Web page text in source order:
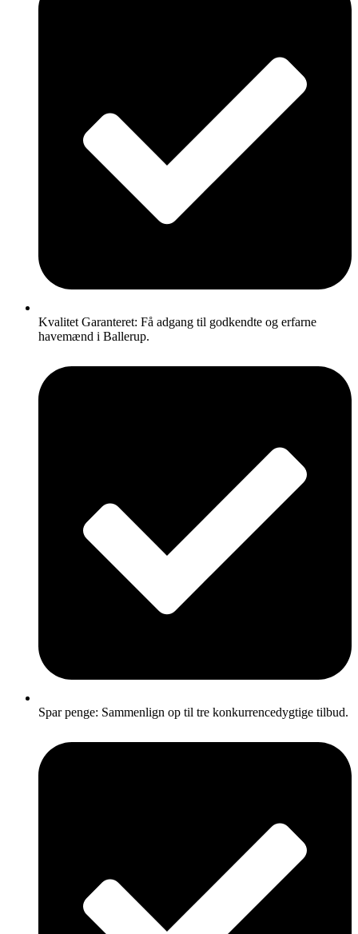
Kvalitet Garanteret: Få adgang til godkendte og erfarne
havemænd i Ballerup.
Spar penge: Sammenlign op til tre konkurrencedygtige tilbud.